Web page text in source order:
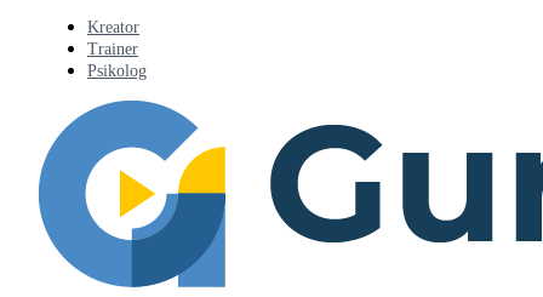
Kreator
Trainer
Psikolog